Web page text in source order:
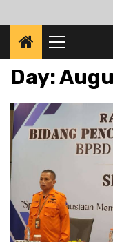
Primary
Menu
Day: